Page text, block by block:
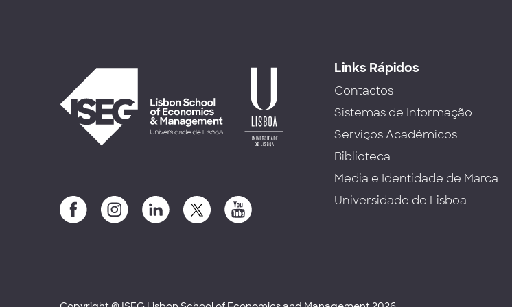
Links Rápidos
Contactos
Sistemas de Informação
Serviços Académicos
Biblioteca
Media e Identidade de Marca
Universidade de Lisboa